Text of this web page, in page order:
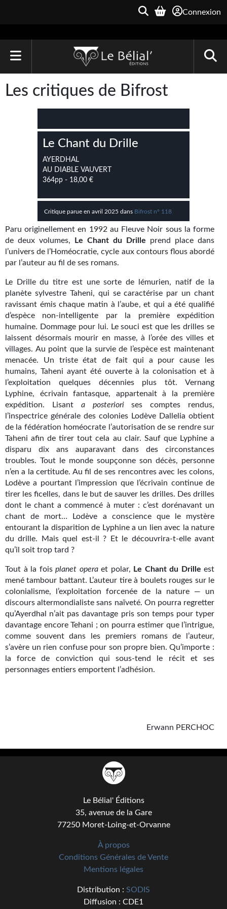
Connexion
Le Bélial'
Une Heure-Lumière
Archive du Futur
Quarante-Deux
Kvasar
Pulps
Wotan
Étoiles vives
Yellow Submarine
NUMÉRIQUE
Romans et recueils
Une Heure-Lumière
Nouvelles
Bifrost
Livres audio
Gratuit
Sans DRM
BIFROST
Tous les numéros
En numérique
S'abonner
Les critiques
Le blog
Le prix des lecteurs
GOODIES
À paraître
LE BLOG BIFROST
La Bibliothèque orbitale
Les critiques de Bifrost
Le Chant du Drille
AYERDHAL
AU DIABLE VAUVERT
364pp - 18,00 €
Critique parue en avril 2025 dans Bifrost n° 118
Paru originellement en 1992 au Fleuve Noir sous la forme
de deux volumes,
Le Chant du Drille prend place dans
l’univers de l’Homéocratie, cycle aux contours flous abordé
par l’auteur au fil de ses romans.
Le Drille du titre est une sorte de lémurien, natif de la
planète sylvestre Taheni, qui se caractérise par un chant
ravissant émis chaque matin à l’aube, et qui a été qualifié
d’espèce non-intelligente par la première expédition
humaine. Dommage pour lui. Le souci est que les drilles se
laissent désormais mourir en masse, à l’orée des villes et
villages. Au point que la survie de l’espèce est maintenant
menacée. Un triste état de fait qui a pour cause les
humains, Taheni ayant été ouverte à la colonisation et à
l’exploitation quelques décennies plus tôt. Vernang
Lyphine, écrivain fantasque, appartenait à la première
expédition. Lisant a posteriorises comptes rendus,
l’inspectrice générale des colonies Lodève Dallelia obtient
de la fédération homéocrate l’autorisation de se rendre sur
Taheni afin de tirer tout cela au clair. Sauf que Lyphine a
disparu dix ans auparavant dans des circonstances
troubles. Tout le monde soupçonne son décès, personne
n’en a la certitude. Au fil de ses rencontres avec les colons,
Lodève a pourtant l’impression que l’écrivain continue de
tirer les ficelles, dans le but de sauver les drilles. Des drilles
dont le chant a commencé à muter : c’est dorénavant un
chant de mort… Lodève a conscience que le mystère
entourant la disparition de Lyphine a un lien avec la nature
du drille. Mais quel est-il ? Et le découvrira-t-elle avant
qu’il soit trop tard ?
Tout à la fois planet operaet polar, Le Chant du Drille est
mené tambour battant. L’auteur tire à boulets rouges sur le
colonialisme, l’exploitation forcenée de la nature — un
discours altermondialiste sans naïveté. On pourra regretter
qu’Ayerdhal n’ait pas davantage pris son temps pour typer
davantage encore Tehani ; on pourra estimer que l’intrigue,
comme souvent dans les premiers romans de l’auteur,
s’avère un rien confuse pour son propre bien. Qu’importe :
la force de conviction qui sous-tend le récit et ses
personnages entiers emportent l’adhésion.
Erwann PERCHOC
Le Bélial' Éditions
35, avenue de la Gare
77250 Moret-Loing-et-Orvanne
À propos
Conditions Générales de Vente
Mentions légales
Distribution : SODIS
Diffusion : CDE1